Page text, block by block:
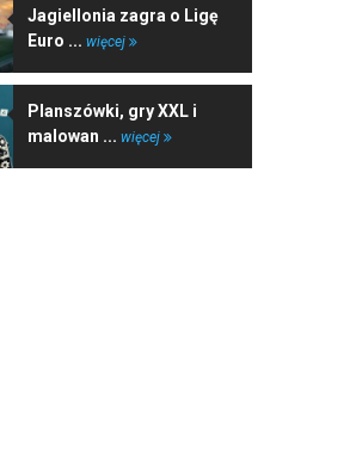
Jagiellonia zagra o Ligę
Euro ... więcej
Planszówki, gry XXL i
malowan ... więcej